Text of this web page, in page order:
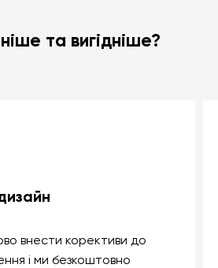
та вигідніше?
внести корективи до
і ми безкоштовно